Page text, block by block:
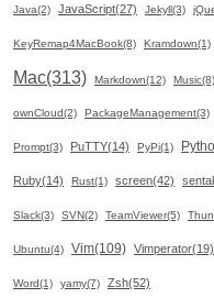
Java(2) JavaScript(27) Jekyll(3)
KeyRemap4MacBook(8) Kramdown(1)
Mac(313) Markdown(12) Music(8)
ownCloud(2) PackageManagement(3)
Prompt(3) PuTTY(14) PyPi(1)
Ruby(14) Rust(1) screen(42)
Slack(3) SVN(2) TeamViewer(5)
Ubuntu(4) Vim(109) Vimperator(19)
Word(1) yamy(7) Zsh(52)